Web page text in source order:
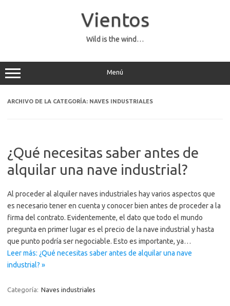
Vientos
Wild is the wind…
Menú
ARCHIVO DE LA CATEGORÍA: NAVES INDUSTRIALES
¿Qué necesitas saber antes de
alquilar una nave industrial?
Al proceder al alquiler naves industriales hay varios aspectos que
es necesario tener en cuenta y conocer bien antes de proceder a la
firma del contrato. Evidentemente, el dato que todo el mundo
pregunta en primer lugar es el precio de la nave industrial y hasta
que punto podría ser negociable. Esto es importante, ya…
Leer más: ¿Qué necesitas saber antes de alquilar una nave
industrial? »
Categoría: Naves industriales